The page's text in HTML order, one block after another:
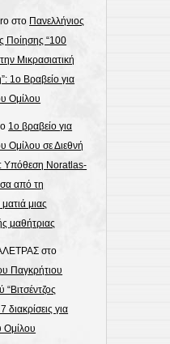
στο Πανελλήνιος
Ποίησης “100
Μικρασιατική
1o Βραβείο για
Ομίλου
1ο βραβείο για
Ομίλου σε Διεθνή
Υπόθεση Noratlas-
από τη
μιας
μαθήτριας
στο
Παγκρήτιου
“Βιτσέντζος
διακρίσεις για
Ομίλου